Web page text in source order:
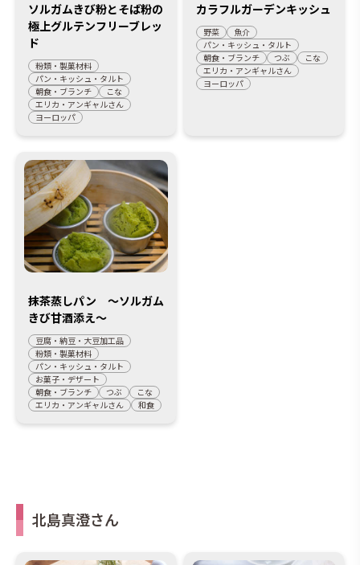
ソルガムきび粉とそば粉の
極上グルテンフリーブレッ
ド
粉類・製菓材料
パン・キッシュ・タルト
朝食・ブランチ
こな
エリカ・アンギャルさん
ヨーロッパ
カラフルガーデンキッシュ
野菜
魚介
パン・キッシュ・タルト
朝食・ブランチ
つぶ
こな
エリカ・アンギャルさん
ヨーロッパ
抹茶蒸しパン ～ソルガム
きび甘酒添え～
豆腐・納豆・大豆加工品
粉類・製菓材料
パン・キッシュ・タルト
お菓子・デザート
朝食・ブランチ
つぶ
こな
エリカ・アンギャルさん
和食
北島真澄さん